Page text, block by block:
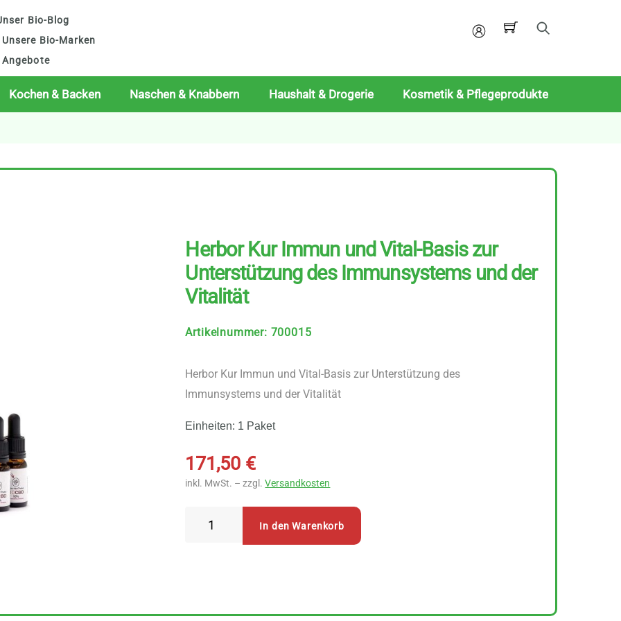
Bio-Blog
Unsere Bio-Marken
Angebote
Mein
Kochen & Backen Naschen & Knabbern Haushalt & Drogerie Kosmetik & Pflegeprodukte
Herbor Kur Immun und Vital-Basis zur
Unterstützung des Immunsystems und der
Vitalität
Artikelnummer: 700015
Herbor Kur Immun und Vital-Basis zur Unterstützung des
Immunsystems und der Vitalität
Einheiten: 1 Paket
171,50 €
inkl. MwSt. – zzgl.Versandkosten
Basis
In den Warenkorb